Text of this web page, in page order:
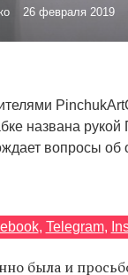
26 февраля 2019
названа
вопросы об
, Telegram,
была и